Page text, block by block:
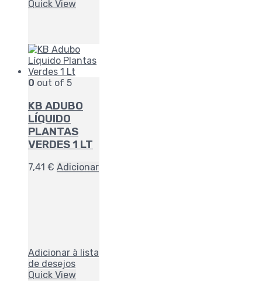
Quick View
0 out of 5
KB ADUBO
LÍQUIDO
PLANTAS
VERDES 1 LT
7,41 € Adicionar
Adicionar à lista
de desejos
Quick View